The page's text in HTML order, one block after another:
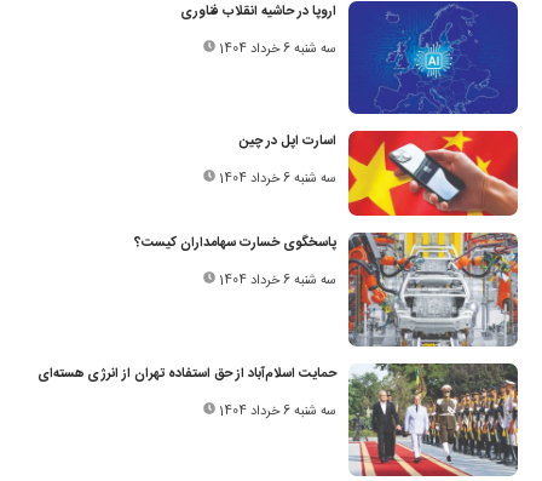
اروپا در حاشیه انقلاب فناوری
سه شنبه 6 خرداد 1404
اسارت اپل در چین
سه شنبه 6 خرداد 1404
پاسخگوی خسارت سهامداران کیست؟
سه شنبه 6 خرداد 1404
حمایت اسلام‌آباد از حق استفاده تهران از انرژی هسته‌ای
سه شنبه 6 خرداد 1404